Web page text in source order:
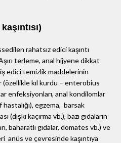
rahatsız edici kaşıntı
terleme, anal hijyene dikkat
edici temizlik maddelerinin
(özellikle kıl kurdu – enterobius
enfeksiyonları, anal kondilomlar
egzema, barsak
(dışkı kaçırma vb.), bazı gıdaların
baharatlı gıdalar, domates vb.) ve
anüs ve çevresinde kaşıntıya